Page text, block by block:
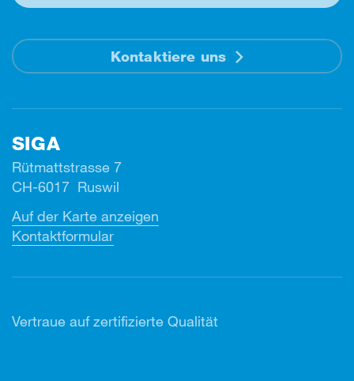
Kontaktiere uns
SIGA
Rütmattstrasse 7
CH-6017 Ruswil
Auf der Karte anzeigen
Kontaktformular
Vertraue auf zertifizierte Qualität